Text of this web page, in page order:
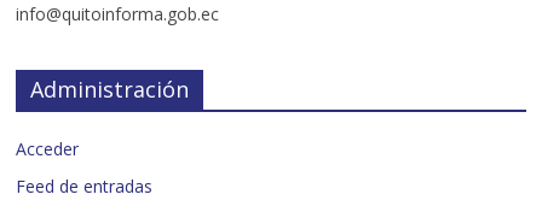
info@quitoinforma.gob.ec
Administración
Acceder
Feed de entradas